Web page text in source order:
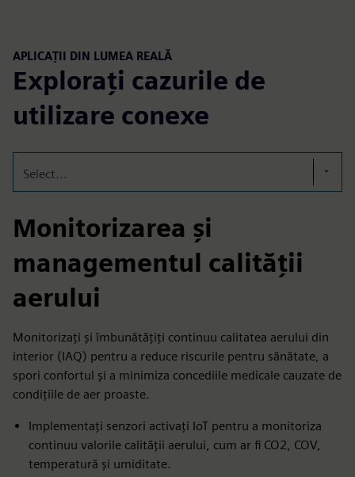
APLICAȚII DIN LUMEA REALĂ
Explorați cazurile de
utilizare conexe
Select...
Monitorizarea şi
managementul calităţii
aerului
Monitorizați și îmbunătățiți continuu calitatea aerului din
interior (IAQ) pentru a reduce riscurile pentru sănătate, a
spori confortul și a minimiza concediile medicale cauzate de
condițiile de aer proaste.
Implementați senzori activați IoT pentru a monitoriza
continuu valorile calității aerului, cum ar fi CO2, COV,
temperatură și umiditate.